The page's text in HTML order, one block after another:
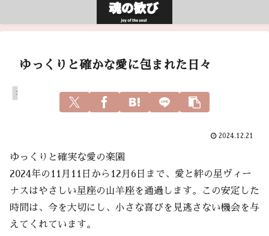
ゆっくりと確かな愛に包まれた日々
スピリチュアル
2024.12.21
ゆっくりと確実な愛の楽園
2024年の11月11日から12月6日まで、愛と絆の星ヴィー
ナスはやさしい星座の山羊座を通過します。この安定した
時間は、今を大切にし、小さな喜びを見逃さない機会を与
えてくれています。